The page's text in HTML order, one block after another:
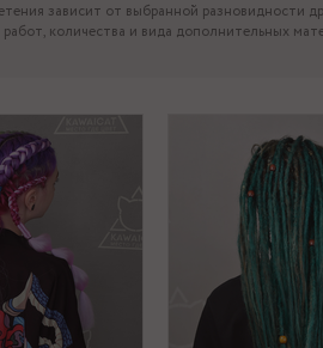
зависит от выбранной разновидности
количества и вида дополнительных